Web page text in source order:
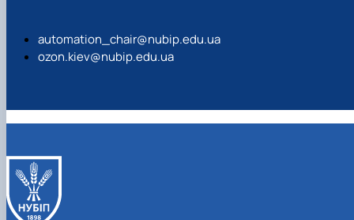
automation_chair@nubip.edu.ua
ozon.kiev@nubip.edu.ua